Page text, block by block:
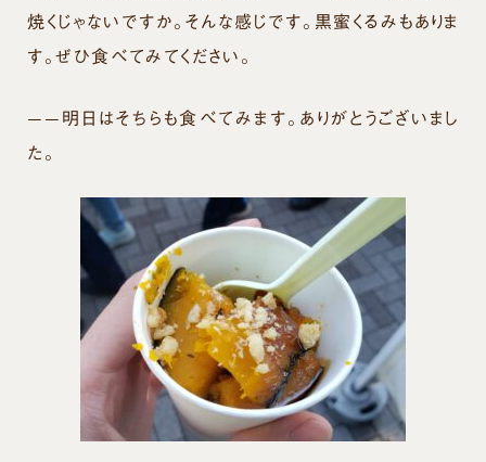
焼くじゃないですか。そんな感じです。黒蜜くるみもありま
す。ぜひ食べてみてください。
——明日はそちらも食べてみます。ありがとうございまし
た。